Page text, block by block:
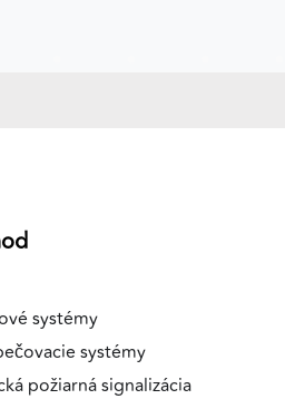
systémy
systémy
požiarná signalizácia